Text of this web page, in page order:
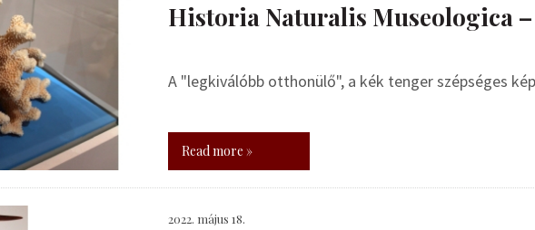
Historia Naturalis Museologica
A "legkiválóbb otthonülő", a kék tenger szépséges
Read more »
2022. május 18.